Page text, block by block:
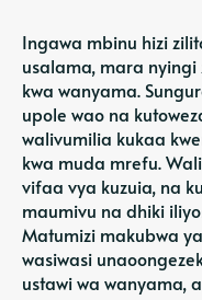
Ingawa mbinu hizi
usalama, mara
kwa wanyama.
upole wao na
walivumilia kukaa
kwa muda mrefu.
vifaa vya kuzuia, na
maumivu na dhiki
Matumizi makubwa
wasiwasi
ustawi wa wanyama,